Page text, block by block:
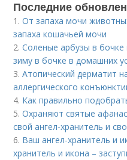
Последние
1.От запаха мочи
запаха кошачьей мочи
2.Соленые арбузы в бочке
зиму в бочке в домашних
3.Атопический дерматит
аллергического
4. Как правильно
5.Охраняют святые
свой ангел-хранитель и
6. Ваш ангел-хранитель и
хранитель и икона –